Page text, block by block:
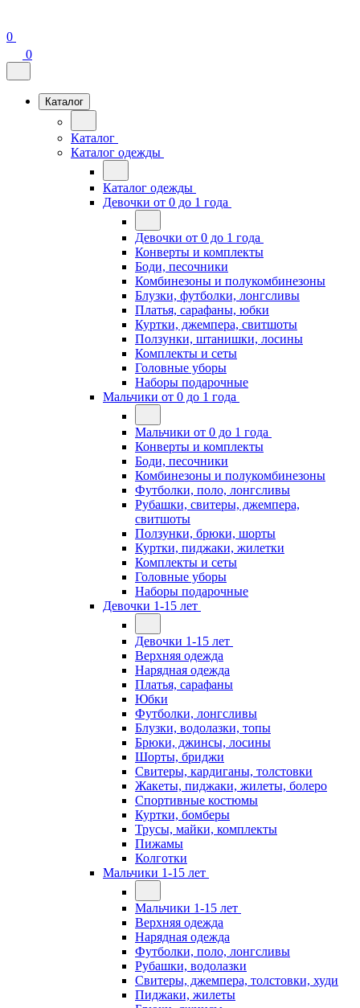
0
0
Каталог
Каталог
Каталог одежды
Каталог одежды
Девочки от 0 до 1 года
Девочки от 0 до 1 года
Конверты и комплекты
Боди, песочники
Комбинезоны и полукомбинезоны
Блузки, футболки, лонгсливы
Платья, сарафаны, юбки
Куртки, джемпера, свитшоты
Ползунки, штанишки, лосины
Комплекты и сеты
Головные уборы
Наборы подарочные
Мальчики от 0 до 1 года
Мальчики от 0 до 1 года
Конверты и комплекты
Боди, песочники
Комбинезоны и полукомбинезоны
Футболки, поло, лонгсливы
Рубашки, свитеры, джемпера,
свитшоты
Ползунки, брюки, шорты
Куртки, пиджаки, жилетки
Комплекты и сеты
Головные уборы
Наборы подарочные
Девочки 1-15 лет
Девочки 1-15 лет
Верхняя одежда
Нарядная одежда
Платья, сарафаны
Юбки
Футболки, лонгсливы
Блузки, водолазки, топы
Брюки, джинсы, лосины
Шорты, бриджи
Свитеры, кардиганы, толстовки
Жакеты, пиджаки, жилеты, болеро
Спортивные костюмы
Куртки, бомберы
Трусы, майки, комплекты
Пижамы
Колготки
Мальчики 1-15 лет
Мальчики 1-15 лет
Верхняя одежда
Нарядная одежда
Футболки, поло, лонгсливы
Рубашки, водолазки
Свитеры, джемпера, толстовки, худи
Пиджаки, жилеты